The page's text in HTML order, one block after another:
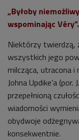
„Byłoby
wspominając Véry”.
Niektórzy twierdzą,
wszystkich jego
milcząca, utracona i
Johna Updike’a
przepełnioną
wiadomości
obydwoje
konsekwentnie.